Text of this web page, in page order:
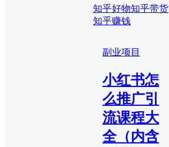
知乎好物知乎带货
知乎赚钱
副业项目
小红书怎
么推广引
流课程大
全（内含